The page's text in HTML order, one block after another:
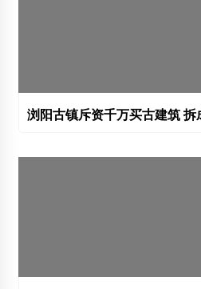
浏阳古镇斥资千万买古建筑